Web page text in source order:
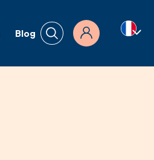
Blog Connexion